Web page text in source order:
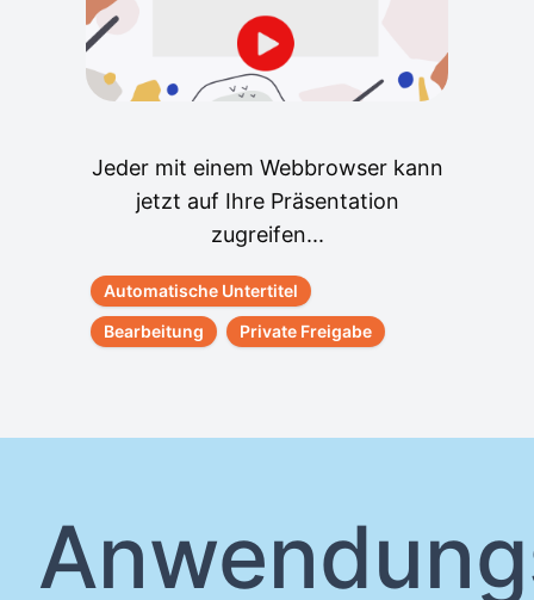
Jeder mit einem Webbrowser kann
jetzt auf Ihre Präsentation
zugreifen...
Automatische Untertitel
Bearbeitung
Private Freigabe